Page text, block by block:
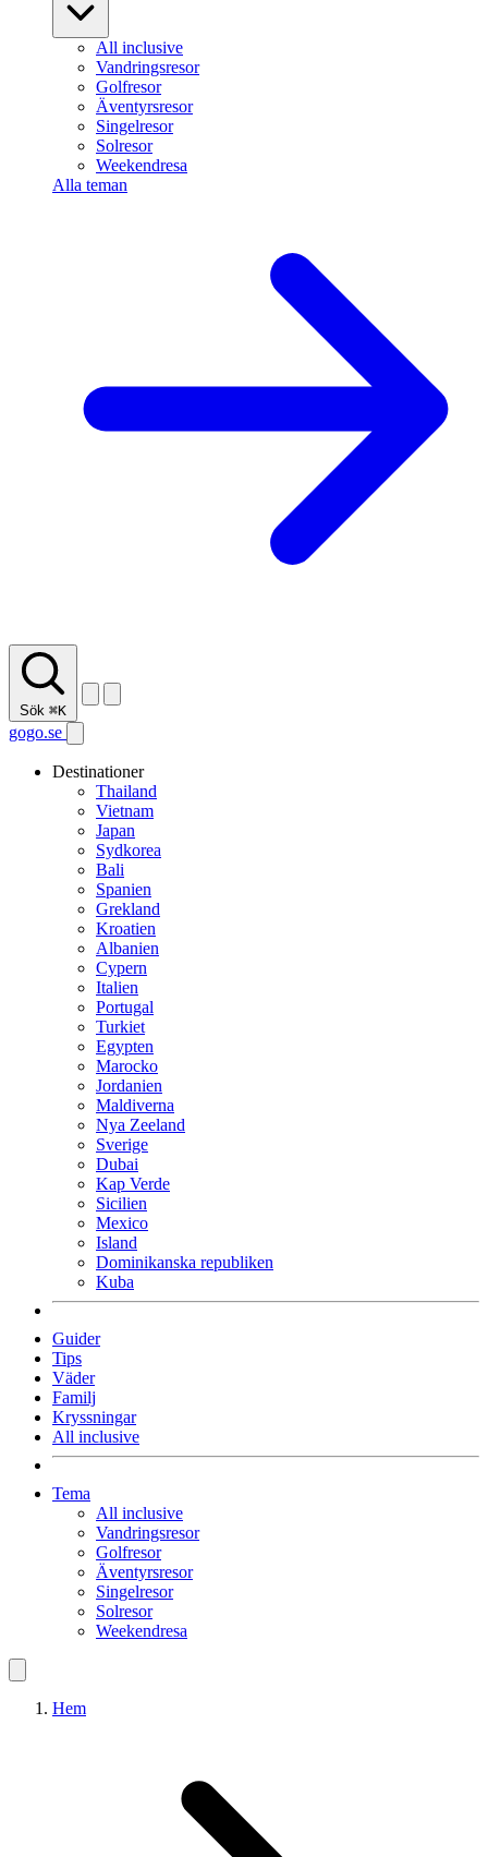
All inclusive
Vandringsresor
Golfresor
Äventyrsresor
Singelresor
Solresor
Weekendresa
Alla teman
Sök ⌘K
gogo.se
Destinationer
Thailand
Vietnam
Japan
Sydkorea
Bali
Spanien
Grekland
Kroatien
Albanien
Cypern
Italien
Portugal
Turkiet
Egypten
Marocko
Jordanien
Maldiverna
Nya Zeeland
Sverige
Dubai
Kap Verde
Sicilien
Mexico
Island
Dominikanska republiken
Kuba
Guider
Tips
Väder
Familj
Kryssningar
All inclusive
Tema
All inclusive
Vandringsresor
Golfresor
Äventyrsresor
Singelresor
Solresor
Weekendresa
Hem